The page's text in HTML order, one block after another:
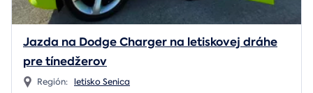
Jazda na Dodge Charger na letiskovej dráhe
pre tínedžerov
Región: letisko Senica